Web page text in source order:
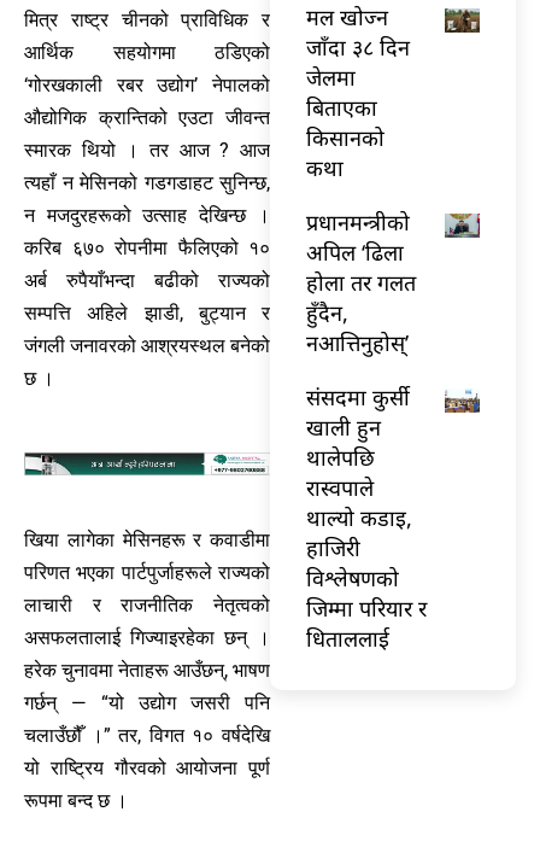
मित्र राष्ट्र चीनको प्राविधिक र
आर्थिक सहयोगमा ठडिएको
‘गोरखकाली रबर उद्योग’ नेपालको
औद्योगिक क्रान्तिको एउटा जीवन्त
स्मारक थियो । तर आज ? आज
त्यहाँ न मेसिनको गडगडाहट सुनिन्छ,
न मजदुरहरूको उत्साह देखिन्छ ।
करिब ६७० रोपनीमा फैलिएको १०
अर्ब रुपैयाँभन्दा बढीको राज्यको
सम्पत्ति अहिले झाडी, बुट्यान र
जंगली जनावरको आश्रयस्थल बनेको
छ ।
खिया लागेका मेसिनहरू र कवाडीमा
परिणत भएका पार्टपुर्जाहरूले राज्यको
लाचारी र राजनीतिक नेतृत्वको
असफलतालाई गिज्याइरहेका छन् ।
हरेक चुनावमा नेताहरू आउँछन्, भाषण
गर्छन् — “यो उद्योग जसरी पनि
चलाउँछौँ ।” तर, विगत १० वर्षदेखि
यो राष्ट्रिय गौरवको आयोजना पूर्ण
रूपमा बन्द छ ।
मल खोज्न
जाँदा ३८ दिन
जेलमा
बिताएका
किसानको
कथा
प्रधानमन्त्रीको
अपिल ‘ढिला
होला तर गलत
हुँदैन,
नआत्तिनुहोस्’
संसदमा कुर्सी
खाली हुन
थालेपछि
रास्वपाले
थाल्यो कडाइ,
हाजिरी
विश्लेषणको
जिम्मा परियार र
धिताललाई